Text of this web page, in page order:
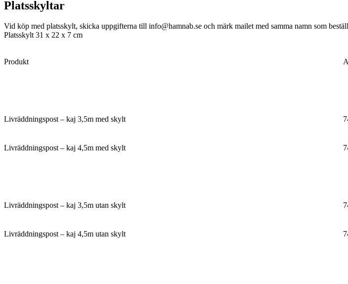
Platsskyltar
Vid köp med platsskylt, skicka uppgifterna till info@hamnab.se och märk mailet med samma namn som
Platsskylt 31 x 22 x 7 cm
Produkt
Livräddningspost – kaj 3,5m med skylt
Livräddningspost – kaj 4,5m med skylt
Livräddningspost – kaj 3,5m utan skylt
Livräddningspost – kaj 4,5m utan skylt